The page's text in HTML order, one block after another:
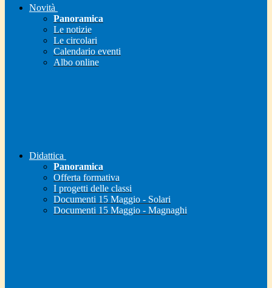
Novità
Panoramica
Le notizie
Le circolari
Calendario eventi
Albo online
Didattica
Panoramica
Offerta formativa
I progetti delle classi
Documenti 15 Maggio - Solari
Documenti 15 Maggio - Magnaghi